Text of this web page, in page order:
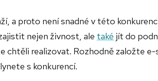
a proto není snadné v této
nejen živnost, ale také jít do
chtěli realizovat. Rozhodně založte
s konkurencí.